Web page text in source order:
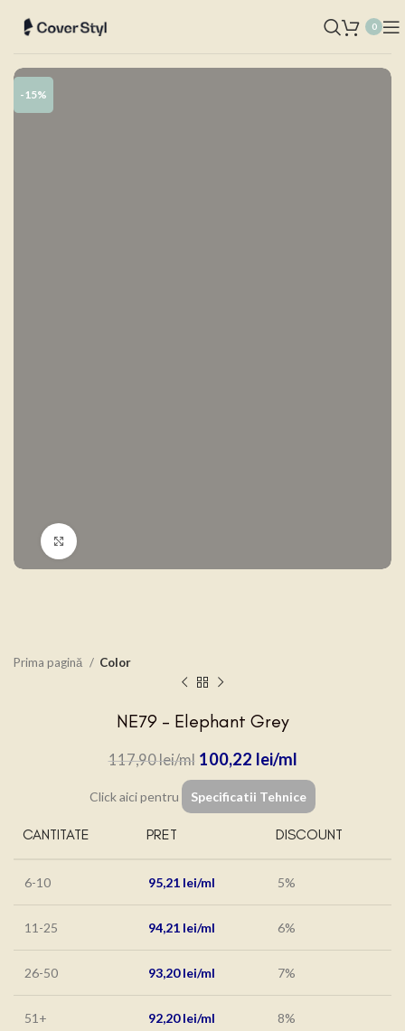
0
-15%
Prima pagină Color
NE79 – Elephant Grey
117,90lei 100,22 lei
Click aici pentru Specificatii Tehnice
CANTITATE PRET DISCOUNT
6-10 95,21 lei 5%
11-25 94,21 lei 6%
26-50 93,20lei 7%
51+ 92,20lei 8%